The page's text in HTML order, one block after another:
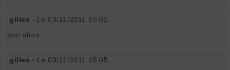
gilles - Le 03/11/2011 15:01
bon alors...
gilles - Le 03/11/2011 15:05